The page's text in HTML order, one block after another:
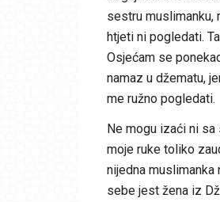
sestru muslimanku,
htjeti ni pogledati.
Osjećam se
namaz u džematu,
me ružno pogledati.
Ne mogu izaći ni
moje ruke toliko
nijedna
sebe jest žena iz